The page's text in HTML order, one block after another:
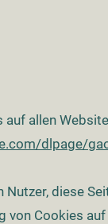
allen
dlpage/
diese
von Cookies